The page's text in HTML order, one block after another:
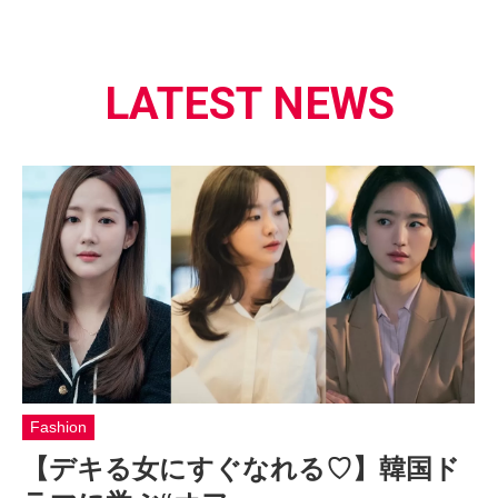
LATEST NEWS
Fashion
【デキる女にすぐなれる♡】韓国ド